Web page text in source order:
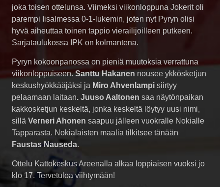
joka toisen ottelunsa. Viimeksi viikonloppuna Jokerit oli
parempi Iisalmessa 0-1-lukemin, joten nyt Pyryn olisi
hyvä aiheuttaa toinen tappio vierailijoilleen putkeen.
Sarjataulukossa IPK on kolmantena.
Pyryn kokoonpanossa on pieniä muutoksia verrattuna
viikonloppuiseen.Santtu Hakanen nousee ykkösketjun
keskushyökkääjäksi ja Miro Ahvenlampi siirtyy
pelaamaan laitaan. Juuso Aaltonen saa näytönpaikan
kakkosketjun keskeltä, jonka keskeltä löytyy uusi nimi,
sillä Verneri Ahonen saapuu jälleen vuokralle Nokialle
Tapparasta. Nokialaisten maalia tilkitsee tänään
Faustas Nauseda.
Ottelu Kattokeskus Areenalla alkaa loppiaisen vuoksi jo
klo 17. Tervetuloa viihtymään!